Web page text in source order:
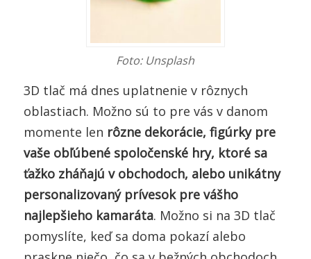
Foto: Unsplash
3D tlač má dnes uplatnenie v rôznych
oblastiach. Možno sú to pre vás v danom
momente len rôzne dekorácie, figúrky pre
vaše obľúbené spoločenské hry, ktoré sa
ťažko zháňajú v obchodoch, alebo unikátny
personalizovaný prívesok pre vášho
najlepšieho kamaráta. Možno si na 3D tlač
pomyslíte, keď sa doma pokazí alebo